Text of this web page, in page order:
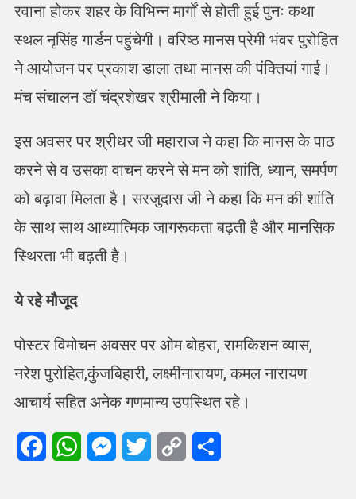
रवाना होकर शहर के विभिन्न मार्गों से होती हुई पुनः कथा
स्थल नृसिंह गार्डन पहुंचेगी। वरिष्ठ मानस प्रेमी भंवर पुरोहित
ने आयोजन पर प्रकाश डाला तथा मानस की पंक्तियां गाई।
मंच संचालन डॉ चंद्रशेखर श्रीमाली ने किया।
इस अवसर पर श्रीधर जी महाराज ने कहा कि मानस के पाठ
करने से व उसका वाचन करने से मन को शांति, ध्यान, समर्पण
को बढ़ावा मिलता है। सरजुदास जी ने कहा कि मन की शांति
के साथ साथ आध्यात्मिक जागरूकता बढ़ती है और मानसिक
स्थिरता भी बढ़ती है।
ये रहे मौजूद
पोस्टर विमोचन अवसर पर ओम बोहरा, रामकिशन व्यास,
नरेश पुरोहित,कुंजबिहारी, लक्ष्मीनारायण, कमल नारायण
आचार्य सहित अनेक गणमान्य उपस्थित रहे।
FacebookWhatsAppMessenger
Twitter
Copy